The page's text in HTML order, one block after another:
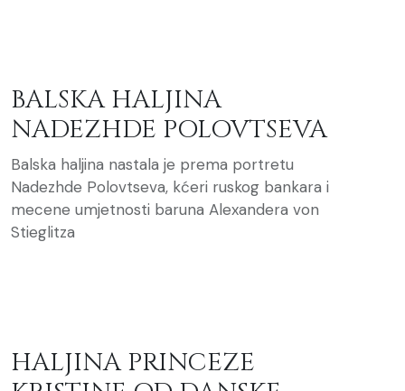
BALSKA HALJINA
NADEZHDE POLOVTSEVA
Balska haljina nastala je prema portretu
Nadezhde Polovtseva, kćeri ruskog bankara i
mecene umjetnosti baruna Alexandera von
Stieglitza
HALJINA PRINCEZE